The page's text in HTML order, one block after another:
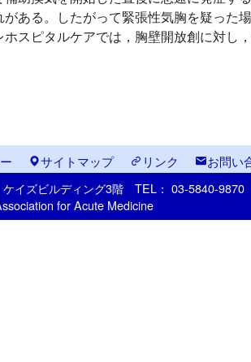
ある。したがって緊張性気胸を疑った
スピタルケアでは，胸壁開放創に対し
サイトマップ リンク お問い
ケイズビルディング3階 TEL： 03-5840-9870
for Acute Medicine